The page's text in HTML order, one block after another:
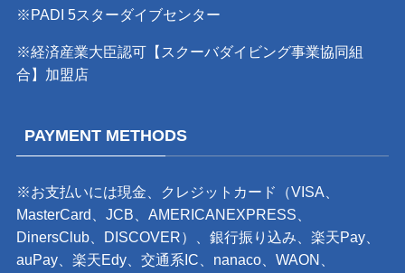
※PADI 5スターダイブセンター
※経済産業大臣認可【スクーバダイビング事業協同組
合】加盟店
PAYMENT METHODS
※お支払いには現金、クレジットカード（VISA、
MasterCard、JCB、AMERICANEXPRESS、
DinersClub、DISCOVER）、銀行振り込み、楽天Pay、
auPay、楽天Edy、交通系IC、nanaco、WAON、